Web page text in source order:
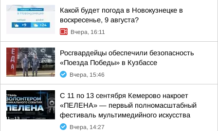
Какой будет погода в Новокузнецке в
воскресенье, 9 августа?
Вчера, 16:11
Росгвардейцы обеспечили безопасность
«Поезда Победы» в Кузбассе
Вчера, 15:46
С 11 по 13 сентября Кемерово накроет
«ПЕЛЕНА» — первый полномасштабный
фестиваль мультимедийного искусства
Вчера, 14:27